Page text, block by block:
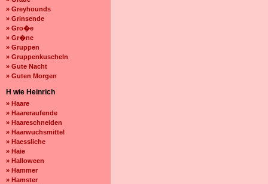
» Greyhounds
» Grinsende
» Gro�e
» Gr�ne
» Gruppen
» Gruppenkuscheln
» Gute Nacht
» Guten Morgen
H wie Heinrich
» Haare
» Haareraufende
» Haareschneiden
» Haarwuchsmittel
» Haessliche
» Haie
» Halloween
» Hammer
» Hamster